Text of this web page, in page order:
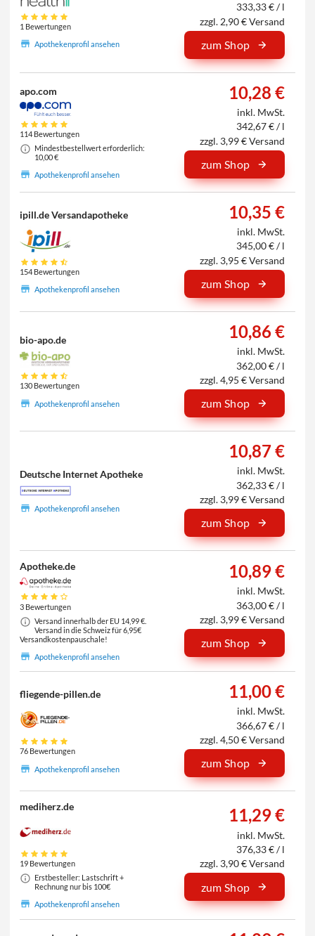
1 Bewertungen
Apothekenprofil ansehen
333,33 € / l
zzgl. 2,90 € Versand
zum Shop
apo.com
114 Bewertungen
Mindestbestellwert erforderlich:
10,00 €
Apothekenprofil ansehen
10,28 €
inkl. MwSt.
342,67 € / l
zzgl. 3,99 € Versand
zum Shop
ipill.de Versandapotheke
154 Bewertungen
Apothekenprofil ansehen
10,35 €
inkl. MwSt.
345,00 € / l
zzgl. 3,95 € Versand
zum Shop
bio-apo.de
130 Bewertungen
Apothekenprofil ansehen
10,86 €
inkl. MwSt.
362,00 € / l
zzgl. 4,95 € Versand
zum Shop
Deutsche Internet Apotheke
Apothekenprofil ansehen
10,87 €
inkl. MwSt.
362,33 € / l
zzgl. 3,99 € Versand
zum Shop
Apotheke.de
3 Bewertungen
Versand innerhalb der EU 14,99 €.
Versand in die Schweiz für 6,95€
Versandkostenpauschale!
Apothekenprofil ansehen
10,89 €
inkl. MwSt.
363,00 € / l
zzgl. 3,99 € Versand
zum Shop
fliegende-pillen.de
76 Bewertungen
Apothekenprofil ansehen
11,00 €
inkl. MwSt.
366,67 € / l
zzgl. 4,50 € Versand
zum Shop
mediherz.de
19 Bewertungen
Erstbesteller: Lastschrift +
Rechnung nur bis 100€
Apothekenprofil ansehen
11,29 €
inkl. MwSt.
376,33 € / l
zzgl. 3,90 € Versand
zum Shop